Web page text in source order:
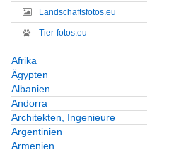
Landschaftsfotos.eu
Tier-fotos.eu
Afrika
Ägypten
Albanien
Andorra
Architekten, Ingenieure
Argentinien
Armenien